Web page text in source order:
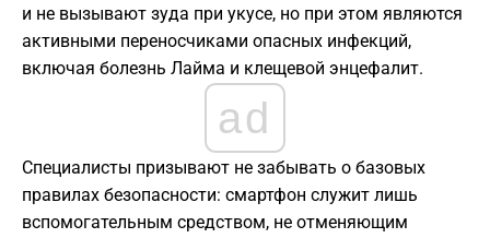
и не вызывают зуда при укусе, но при этом являются
активными переносчиками опасных инфекций,
включая болезнь Лайма и клещевой энцефалит.
ad
Специалисты призывают не забывать о базовых
правилах безопасности: смартфон служит лишь
вспомогательным средством, не отменяющим